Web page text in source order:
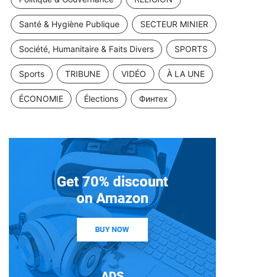
Santé & Hygiène Publique SECTEUR MINIER
Société, Humanitaire & Faits Divers SPORTS
Sports TRIBUNE VIDÉO À LA UNE
ÉCONOMIE Élections Финтех